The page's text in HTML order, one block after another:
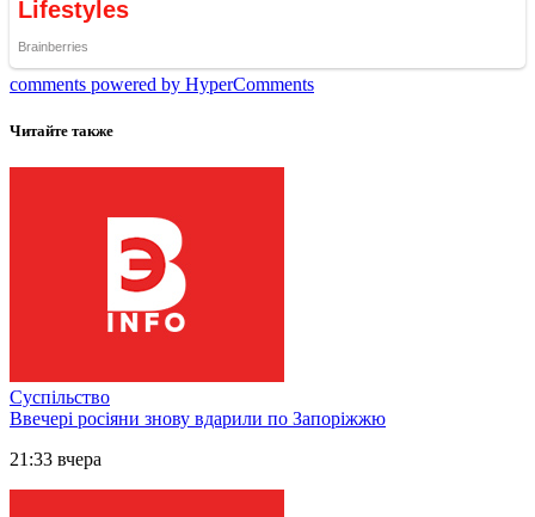
comments powered by HyperComments
Читайте также
Суспільство
Ввечері росіяни знову вдарили по Запоріжжю
21:33 вчера